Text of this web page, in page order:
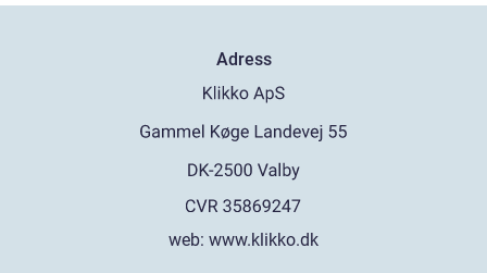
Adress
web: www.klikko.dk